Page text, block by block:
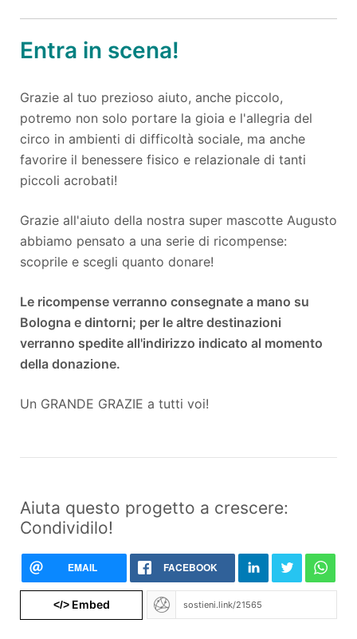
Entra in scena!
Grazie al tuo prezioso aiuto, anche piccolo,
potremo non solo portare la gioia e l'allegria del
circo in ambienti di difficoltà sociale, ma anche
favorire il benessere fisico e relazionale di tanti
piccoli acrobati!
Grazie all'aiuto della nostra super mascotte Augusto
abbiamo pensato a una serie di ricompense:
scoprile e scegli quanto donare!
Le ricompense verranno consegnate a mano su
Bologna e dintorni; per le altre destinazioni
verranno spedite all'indirizzo indicato al momento
della donazione.
Un GRANDE GRAZIE a tutti voi!
Aiuta questo progetto a crescere:
Condividilo!
EMAIL FACEBOOK
</>Embed